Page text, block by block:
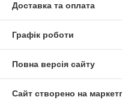
Доставка та оплата
Графік роботи
Повна версія сайту
Сайт створено на